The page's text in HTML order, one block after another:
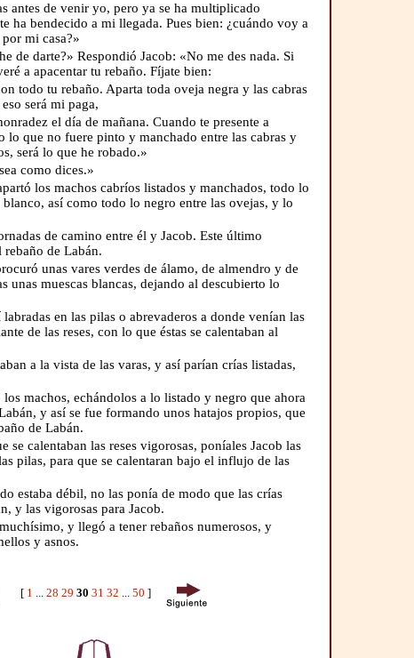
antes de venir yo, pero ya se ha multiplicado
ha bendecido a mi llegada. Pues bien: ¿cuándo voy a
mi casa?»
de darte?» Respondió Jacob: «No me des nada. Si
a apacentar tu rebaño. Fíjate bien:
todo tu rebaño. Aparta toda oveja negra y las cabras
será mi paga,
el día de mañana. Cuando te presente a
lo que no fuere pinto y manchado entre las cabras y
será lo que he robado.»
como dices.»
los machos cabríos listados y manchados, todo lo
así como todo lo negro entre las ovejas, y lo
de camino entre él y Jacob. Este último
rebaño de Labán.
unas vares verdes de álamo, de almendro y de
unas muescas blancas, dejando al descubierto lo
en las pilas o abrevaderos a donde venían las
de las reses, con lo que éstas se calentaban al
a la vista de las varas, y así parían crías listadas,
los machos, echándolos a lo listado y negro que ahora
y así se fue formando unos hatajos propios, que
de Labán.
se calentaban las reses vigorosas, poníales Jacob las
pilas, para que se calentaran bajo el influjo de las
estaba débil, no las ponía de modo que las crías
y las vigorosas para Jacob.
y llegó a tener rebaños numerosos, y
y asnos.
[ 1 ... 28 29 30 31 32 ... 50 ]